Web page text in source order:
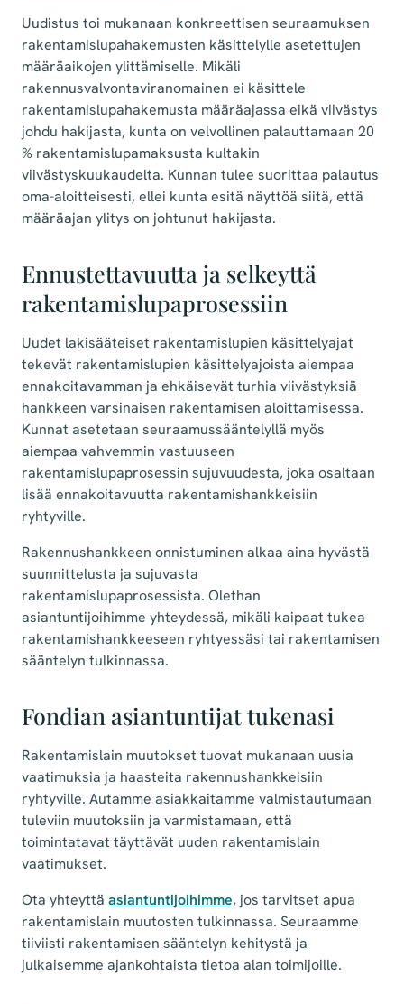
Uudistus toi mukanaan konkreettisen seuraamuksen
rakentamislupahakemusten käsittelylle asetettujen
määräaikojen ylittämiselle. Mikäli
rakennusvalvontaviranomainen ei käsittele
rakentamislupahakemusta määräajassa eikä viivästys
johdu hakijasta, kunta on velvollinen palauttamaan 20
% rakentamislupamaksusta kultakin
viivästyskuukaudelta. Kunnan tulee suorittaa palautus
oma-aloitteisesti, ellei kunta esitä näyttöä siitä, että
määräajan ylitys on johtunut hakijasta.
Ennustettavuutta ja selkeyttä
rakentamislupaprosessiin
Uudet lakisääteiset rakentamislupien käsittelyajat
tekevät rakentamislupien käsittelyajoista aiempaa
ennakoitavamman ja ehkäisevät turhia viivästyksiä
hankkeen varsinaisen rakentamisen aloittamisessa.
Kunnat asetetaan seuraamussääntelyllä myös
aiempaa vahvemmin vastuuseen
rakentamislupaprosessin sujuvuudesta, joka osaltaan
lisää ennakoitavuutta rakentamishankkeisiin
ryhtyville.
Rakennushankkeen onnistuminen alkaa aina hyvästä
suunnittelusta ja sujuvasta
rakentamislupaprosessista. Olethan
asiantuntijoihimme yhteydessä, mikäli kaipaat tukea
rakentamishankkeeseen ryhtyessäsi tai rakentamisen
sääntelyn tulkinnassa.
Fondian asiantuntijat tukenasi
Rakentamislain muutokset tuovat mukanaan uusia
vaatimuksia ja haasteita rakennushankkeisiin
ryhtyville. Autamme asiakkaitamme valmistautumaan
tuleviin muutoksiin ja varmistamaan, että
toimintatavat täyttävät uuden rakentamislain
vaatimukset.
Ota yhteyttä asiantuntijoihimme, jos tarvitset apua
rakentamislain muutosten tulkinnassa. Seuraamme
tiiviisti rakentamisen sääntelyn kehitystä ja
julkaisemme ajankohtaista tietoa alan toimijoille.